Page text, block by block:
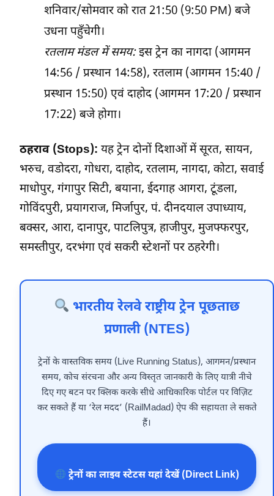
शनिवार/सोमवार को रात 21:50 (9:50 PM) बजे
उधना पहुँचेगी।
रतलाम मंडल में समय:इस ट्रेन का नागदा (आगमन
14:56 / प्रस्थान 14:58), रतलाम (आगमन 15:40 /
प्रस्थान 15:50) एवं दाहोद (आगमन 17:20 / प्रस्थान
17:22) बजे होगा।
ठहराव (Stops): यह ट्रेन दोनों दिशाओं में सूरत, सायन,
भरुच, वडोदरा, गोधरा, दाहोद, रतलाम, नागदा, कोटा, सवाई
माधोपुर, गंगापुर सिटी, बयाना, ईदगाह आगरा, टूंडला,
गोविंदपुरी, प्रयागराज, मिर्जापुर, पं. दीनदयाल उपाध्याय,
बक्सर, आरा, दानापुर, पाटलिपुत्र, हाजीपुर, मुजफ्फरपुर,
समस्तीपुर, दरभंगा एवं सकरी स्टेशनों पर ठहरेगी।
भारतीय रेलवे राष्ट्रीय ट्रेन पूछताछ
प्रणाली (NTES)
ट्रेनों के वास्तविक समय (Live Running Status), आगमन/प्रस्थान
समय, कोच संरचना और अन्य विस्तृत जानकारी के लिए यात्री नीचे
दिए गए बटन पर क्लिक करके सीधे आधिकारिक पोर्टल पर विज़िट
कर सकते हैं या ‘रेल मदद’ (RailMadad) ऐप की सहायता ले सकते
हैं।
ट्रेनों का लाइव स्टेटस यहां देखें (Direct Link)